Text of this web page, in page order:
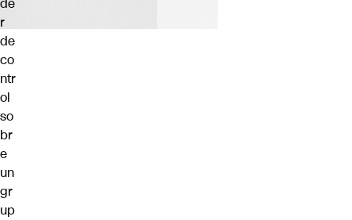
r
de
co
ntr
ol
so
br
e
un
gr
up